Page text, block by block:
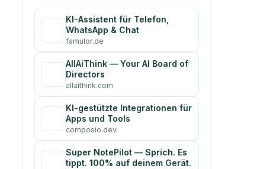
KI-Assistent für Telefon,
WhatsApp & Chat
famulor.de
AllAiThink — Your AI Board of
Directors
allaithink.com
KI-gestützte Integrationen für
Apps und Tools
composio.dev
Super NotePilot — Sprich. Es
tippt. 100% auf deinem Gerät.